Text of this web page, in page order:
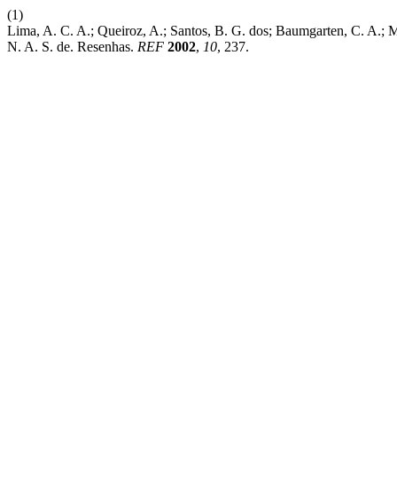
(1)
Lima, A. C. A.; Queiroz, A.; Santos, B. G. dos; Baumgarten, C.
N. A. S. de. Resenhas. REF 2002, 10, 237.